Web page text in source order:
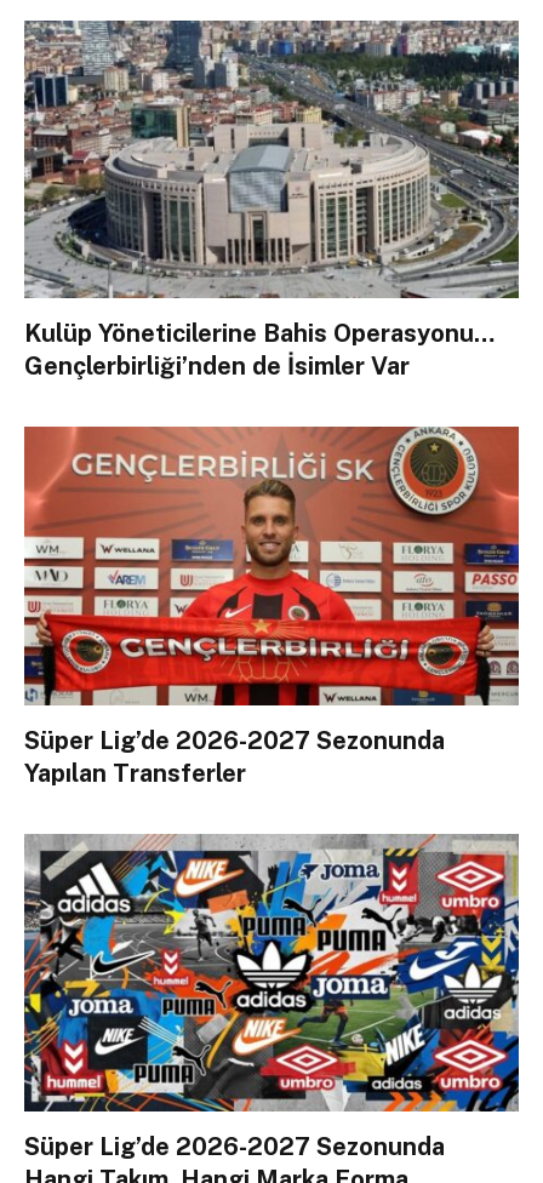
Kulüp Yöneticilerine Bahis Operasyonu…
Gençlerbirliği’nden de İsimler Var
Süper Lig’de 2026-2027 Sezonunda
Yapılan Transferler
Süper Lig’de 2026-2027 Sezonunda